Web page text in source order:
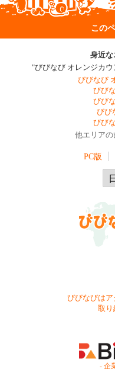
この
身近な
"びびなび オレンジカ
びびなび
びび
びび
びび
びび
他エリアの
PC版
びびなびは
取り
- 企